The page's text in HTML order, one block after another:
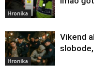
Hronika
Hronika
Vikend